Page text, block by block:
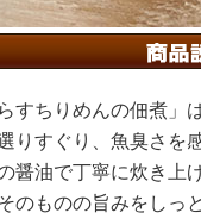
すちりめんの佃煮」は
りすぐり、魚臭さを
醤油で丁寧に炊き上げ
のものの旨みをしっ